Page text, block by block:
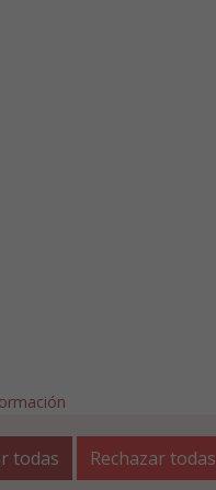
todas Rechazar todas